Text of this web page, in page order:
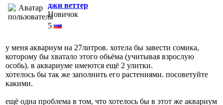
джи веттер
Новичок
5
у меня аквариум на 27литров. хотела бы завести сомика,
которому бы хватало этого обьёма (учитывая взрослую
особь). в аквариуме имеются ещё 2 улитки.
хотелось бы так же заполнить его растениями. посоветуйте
какими.
ещё одна проблема в том, что хотелось бы в этот же аквариум